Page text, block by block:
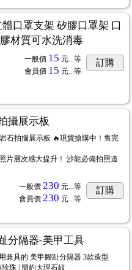
口罩支架 矽膠口罩架 口
材質可水洗消毒
一般價 15 元...等
會員價 15 元...等
訂購
攝展示板
石拍攝展示板 🔥現貨搶購中！售完
片層次感大提升！ 沙龍必備拍照道
一般價 230 元...等
會員價 230 元...等
訂購
分隔器-美甲工具
兼具的 美甲腳趾分隔器 3款造型
珠 | 簡約大理石紋